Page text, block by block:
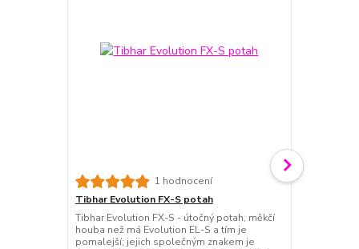
1 hodnocení
Tibhar Evolution FX-S potah
Tibhar Evolution FX-S - útočný potah, měkčí
houba než má Evolution EL-S a tím je
pomalejší; jejich společným znakem je